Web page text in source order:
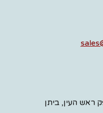
אפק ראש העין, ביתן